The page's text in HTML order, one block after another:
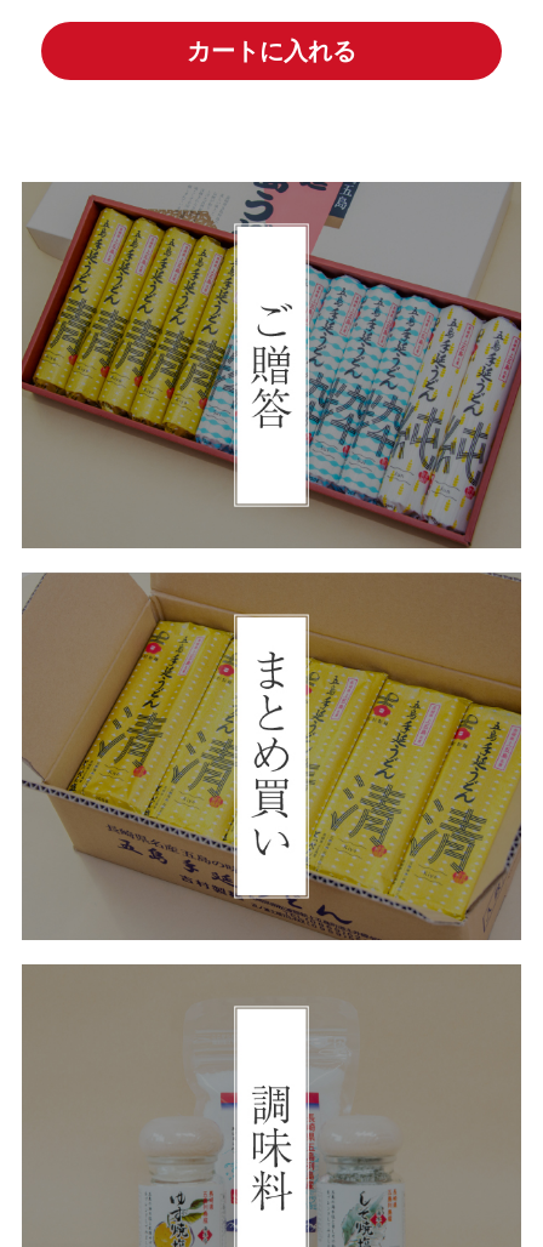
カートに入れる